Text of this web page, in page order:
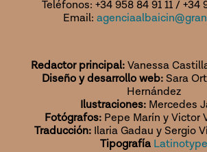
Teléfonos: +34 958 84 91 11 / +34
Email:
Redactor principal:Vanessa
Diseño y desarrollo web:Sara
Hernández
Ilustraciones:Mercedes
Fotógrafos: Pepe Marín y Victor
Traducción: Ilaria Gadau y Sergio
Tipografía Latinotype